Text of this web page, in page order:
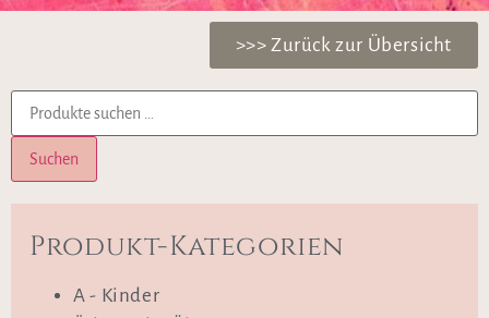
>>> Zurück zur Übersicht
Suchen
Produkt-Kategorien
A - Kinder